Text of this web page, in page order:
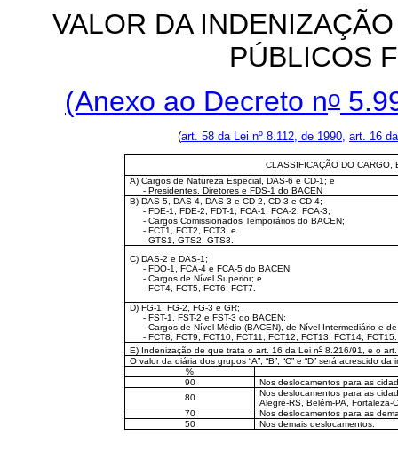
VALOR DA
PÚBLICOS
(Anexo ao Decreto no
(art. 58 da Lei nº 8.112, de 1990, art. 16
CLASSIFICAÇÃO DO CARGO,
A) Cargos de Natureza Especial, DAS-6 e CD-1; e
- Presidentes, Diretores e FDS-1 do BACEN
B) DAS-5, DAS-4, DAS-3 e CD-2, CD-3 e CD-4;
- FDE-1, FDE-2, FDT-1, FCA-1, FCA-2, FCA-3;
- Cargos Comissionados Temporários do BACEN;
- FCT1, FCT2, FCT3; e
- GTS1, GTS2, GTS3.
C) DAS-2 e DAS-1;
- FDO-1, FCA-4 e FCA-5 do BACEN;
- Cargos de Nível Superior; e
- FCT4, FCT5, FCT6, FCT7.
D) FG-1, FG-2, FG-3 e GR;
- FST-1, FST-2 e FST-3 do BACEN;
- Cargos de Nível Médio (BACEN), de Nível Intermediário e de
- FCT8, FCT9, FCT10, FCT11, FCT12, FCT13, FCT14, FCT15.
E) Indenização de que trata o art. 16 da Lei no8.216/91, e o
O valor da diária dos grupos “A”, “B”, “C” e “D” será acrescido
%
90
Nos deslocamentos para as
80
Nos deslocamentos para as
Alegre-RS, Belém-PA, Fortaleza-
70
Nos deslocamentos para as
50
Nos demais deslocamentos.